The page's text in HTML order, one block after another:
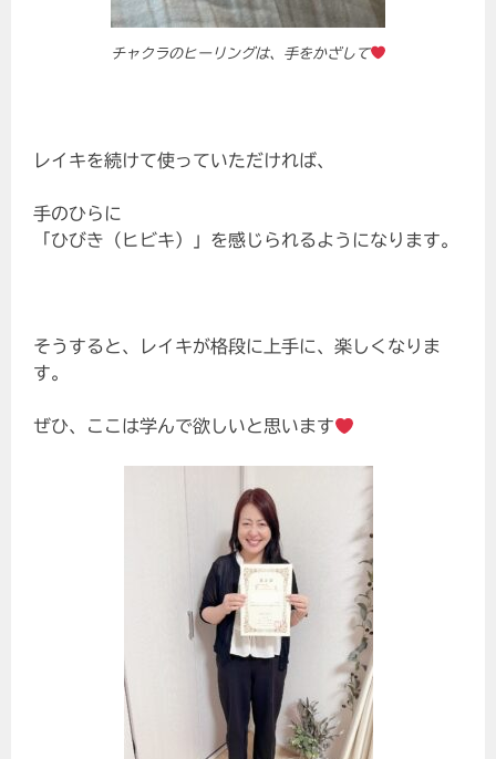
チャクラのヒーリングは、手をかざして
レイキを続けて使っていただければ、
手のひらに
「ひびき（ヒビキ）」を感じられるようになります。
そうすると、レイキが格段に上手に、楽しくなりま
す。
ぜひ、ここは学んで欲しいと思います